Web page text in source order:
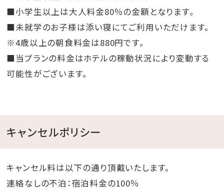
■小学生以上は大人料金80％の金額となります。
■未就学のお子様は添い寝にてご利用いただけます。
※4歳以上の朝食料金は880円です。
■当プランの料金はホテルの稼動状況により変動する
可能性がございます。
キャンセルポリシー
キャンセル料は以下の通り頂戴いたします。
連絡なしの不泊：宿泊料金の100％